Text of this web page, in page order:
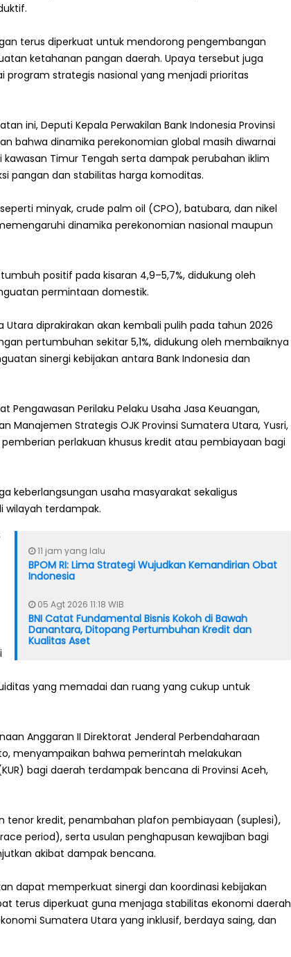
terus diperkuat untuk mendorong pengembangan
ketahanan pangan daerah. Upaya tersebut juga
strategis nasional yang menjadi prioritas
ini, Deputi Kepala Perwakilan Bank Indonesia Provinsi
bahwa dinamika perekonomian global masih diwarnai
Timur Tengah serta dampak perubahan iklim
pangan dan stabilitas harga komoditas.
minyak, crude palm oil (CPO), batubara, dan nikel
dinamika perekonomian nasional maupun
positif pada kisaran 4,9–5,7%, didukung oleh
permintaan domestik.
diprakirakan akan kembali pulih pada tahun 2026
pertumbuhan sekitar 5,1%, didukung oleh membaiknya
sinergi kebijakan antara Bank Indonesia dan
Pengawasan Perilaku Pelaku Usaha Jasa Keuangan,
Manajemen Strategis OJK Provinsi Sumatera Utara, Yusri,
perlakuan khusus kredit atau pembiayaan bagi
keberlangsungan usaha masyarakat sekaligus
wilayah terdampak.
11 jam yang lalu
BPOM RI: Lima Strategi Wujudkan Kemandirian Obat
Indonesia
05 Agt 2026 11:18 WIB
BNI Catat Fundamental Bisnis Kokoh di Bawah
Danantara, Ditopang Pertumbuhan Kredit dan
Kualitas Aset
yang memadai dan ruang yang cukup untuk
Anggaran II Direktorat Jenderal Perbendaharaan
menyampaikan bahwa pemerintah melakukan
bagi daerah terdampak bencana di Provinsi Aceh,
tenor kredit, penambahan plafon pembiayaan (suplesi),
period), serta usulan penghapusan kewajiban bagi
akibat dampak bencana.
dapat memperkuat sinergi dan koordinasi kebijakan
terus diperkuat guna menjaga stabilitas ekonomi daerah
Sumatera Utara yang inklusif, berdaya saing, dan